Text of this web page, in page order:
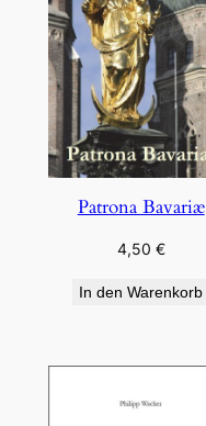
Patrona Bavariæ
4,50 €
In den Warenkorb